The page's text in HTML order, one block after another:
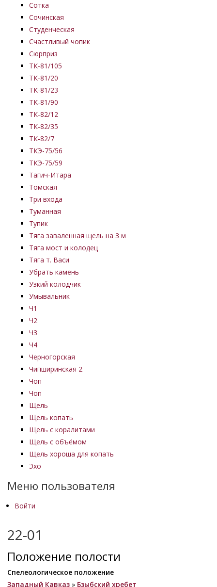
Сотка
Сочинская
Студенческая
Счастливый чопик
Сюрприз
ТК-81/105
ТК-81/20
ТК-81/23
ТК-81/90
ТК-82/12
ТК-82/35
ТК-82/7
ТКЭ-75/56
ТКЭ-75/59
Тагич-Итара
Томская
Три входа
Туманная
Тупик
Тяга заваленная щель на 3 м
Тяга мост и колодец
Тяга т. Васи
Убрать камень
Узкий колодчик
Умывальник
Ч1
Ч2
Ч3
Ч4
Черногорская
Чипширинская 2
Чоп
Чоп
Щель
Щель копать
Щель с коралитами
Щель с объёмом
Щель хороша для копать
Эхо
Меню пользователя
Войти
22-01
Положение полости
Спелеологическое положение
Западный Кавказ » Бзыбский хребет